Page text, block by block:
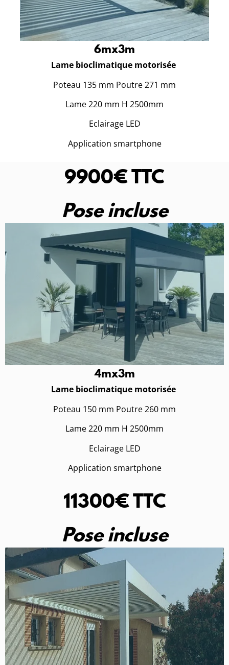
6mx3m
Lame bioclimatique motorisée
Poteau 135 mm Poutre 271 mm
Lame 220 mm H 2500mm
Eclairage LED
Application smartphone
9900€ TTC
Pose incluse
4mx3m
Lame bioclimatique motorisée
Poteau 150 mm Poutre 260 mm
Lame 220 mm H 2500mm
Eclairage LED
Application smartphone
11300€ TTC
Pose incluse